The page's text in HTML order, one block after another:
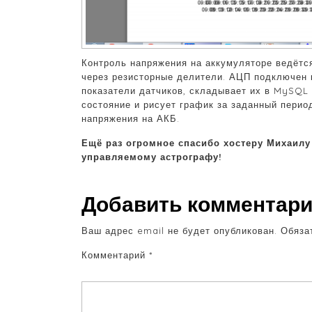
Контроль напряжения на аккумуляторе
через резисторные делители. АЦП
показатели датчиков, складывает их в
состояние и рисует график за заданный
напряжения на АКБ.
Ещё раз огромное спасибо хостеру
управляемому астрографу!
Добавить
Ваш адрес email не будет опубликован.
Комментарий *